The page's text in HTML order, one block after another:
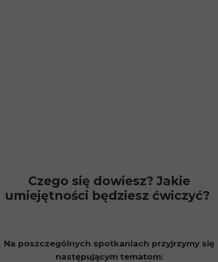
Czego się dowiesz? Jakie
umiejętności będziesz ćwiczyć?
Na poszczególnych spotkaniach przyjrzymy się
następującym tematom: